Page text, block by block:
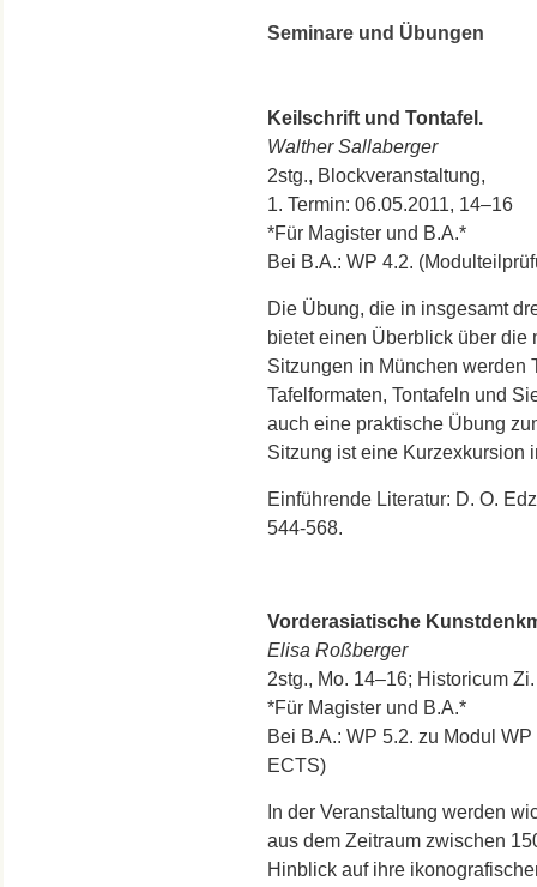
Seminare und Übungen
Keilschrift und Tontafel.
Walther Sallaberger
2stg., Blockveranstaltung,
1. Termin: 06.05.2011, 14–16
*Für Magister und B.A.*
Bei B.A.: WP 4.2.
Die Übung, die in insgesamt
bietet einen Überblick über
Sitzungen in München werden
Tafelformaten, Tontafeln und
auch eine praktische Übung
Sitzung ist eine Kurzexkursion
Einführende Literatur: D. O.
544-568.
Vorderasiatische
Elisa Roßberger
2stg., Mo. 14–16; Historicum
*Für Magister und B.A.*
Bei B.A.: WP 5.2. zu Modul
ECTS)
In der Veranstaltung werden
aus dem Zeitraum zwischen
Hinblick auf ihre